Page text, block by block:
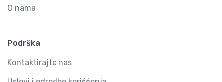
O nama
Podrška
Kontaktirajte nas